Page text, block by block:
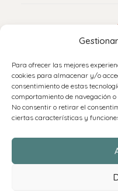
Para ofrecer las mejores
cookies para almacenar y/o
consentimiento de estas
comportamiento de navegación
No consentir o retirar el
ciertas características y
Política